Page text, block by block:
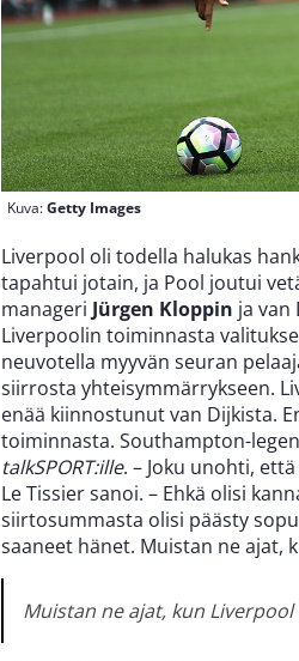
Kuva:Getty Images
Liverpool oli todella halukas
tapahtui jotain, ja Pool joutui
manageri Jürgen Kloppin ja van
Liverpoolin toiminnasta
neuvotella myyvän seuran
siirrosta yhteisymmärrykseen.
enää kiinnostunut van Dijkista.
toiminnasta. Southampton-
talkSPORT:ille. – Joku unohti,
Le Tissier sanoi. – Ehkä olisi
siirtosummasta olisi päästy
saaneet hänet. Muistan ne ajat,
Muistan ne ajat, kun